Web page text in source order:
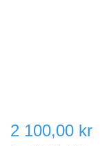
2 100,00 kr